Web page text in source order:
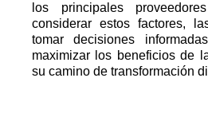
los principales
considerar estos factores,
tomar decisiones
maximizar los beneficios de
su camino de transformación